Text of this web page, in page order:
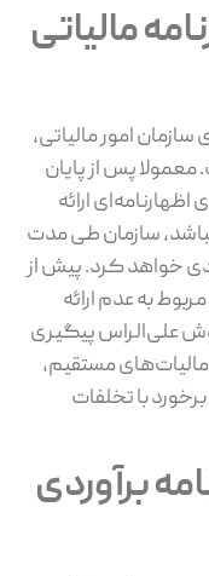
مالیاتی
سازمان امور مالیاتی،
پس از پایان
ارائه
سازمان طی مدت
خواهد کرد. پیش از
مربوط به عدم ارائه
روش علی‌الراس پیگیری
اصلاح ماده ۹۷ قانون مالیات‌های مستقیم،
با تخلفات
برآوردی